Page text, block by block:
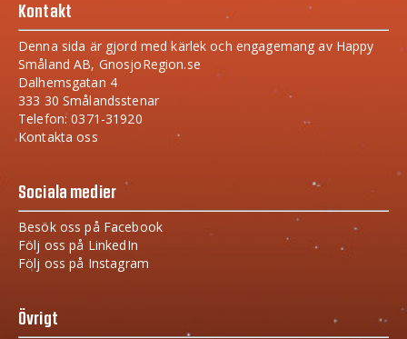
Kontakt
Denna sida är gjord med kärlek och engagemang av Happy
Småland AB, GnosjoRegion.se
Dalhemsgatan 4
333 30 Smålandsstenar
Telefon: 0371-31920
Kontakta oss
Sociala medier
Besök oss på Facebook
Följ oss på LinkedIn
Följ oss på Instagram
Övrigt